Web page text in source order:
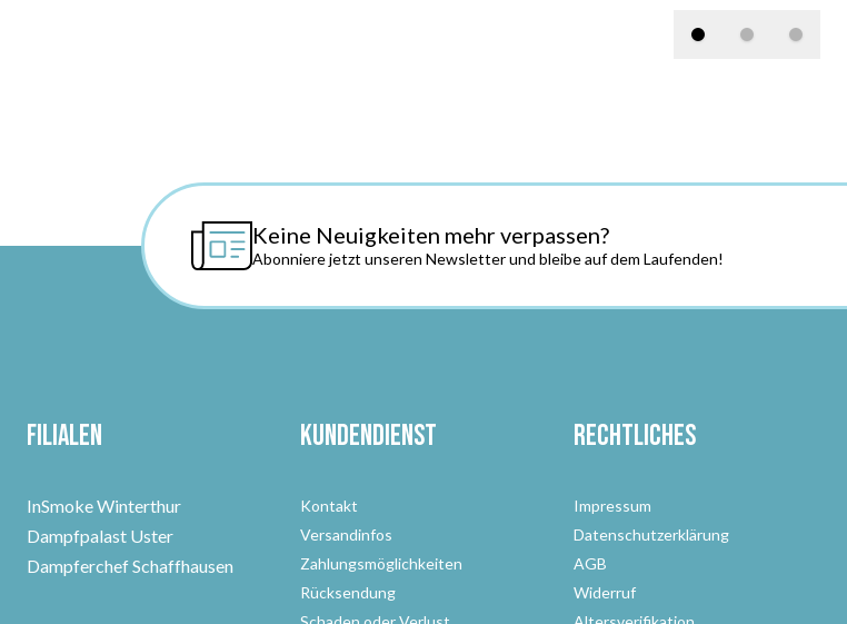
Keine Neuigkeiten mehr verpassen?
Abonniere jetzt unseren Newsletter und bleibe auf dem Laufenden!
Filialen
InSmoke Winterthur
Dampfpalast Uster
Dampferchef Schaffhausen
Kundendienst
Kontakt
Versandinfos
Zahlungsmöglichkeiten
Rücksendung
Rechtliches
Impressum
Datenschutzerklärung
AGB
Widerruf